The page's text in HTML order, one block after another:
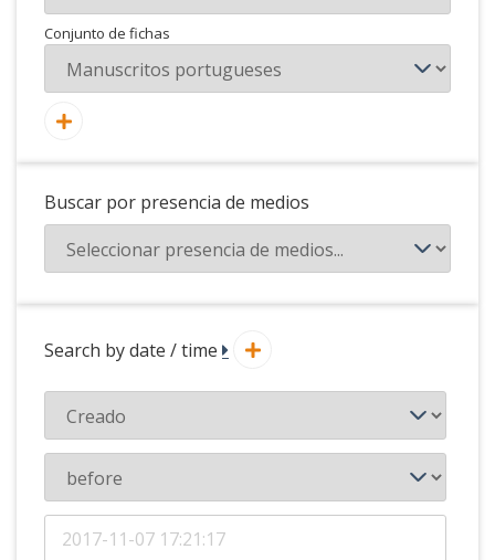
Conjunto de fichas
Buscar por presencia de medios
Search by date / time